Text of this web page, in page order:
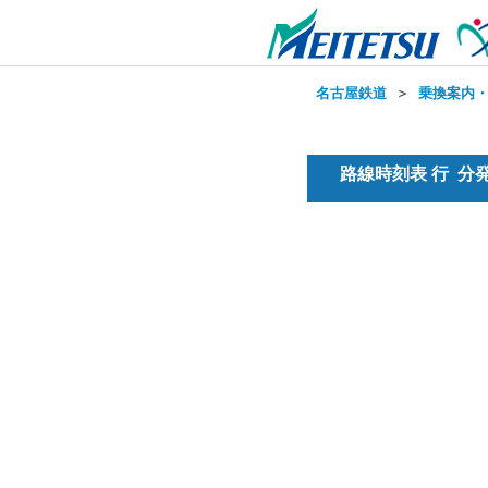
名古屋鉄道 ＞ 乗換案内
路線時刻表 行 分